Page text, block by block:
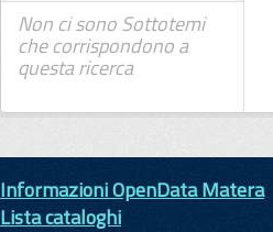
Non ci sono Sottotemi
che corrispondono a
questa ricerca
Informazioni OpenData Matera
Lista cataloghi